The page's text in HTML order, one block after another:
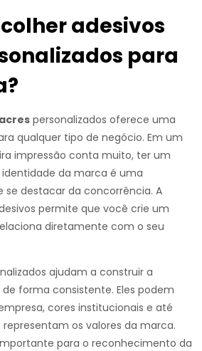
adesivos
para
personalizados oferece uma
qualquer tipo de negócio. Em um
impressão conta muito, ter um
da marca é uma
se destacar da concorrência. A
permite que você crie um
diretamente com o seu
ajudam a construir a
forma consistente. Eles podem
cores institucionais e até
os valores da marca.
para o reconhecimento da